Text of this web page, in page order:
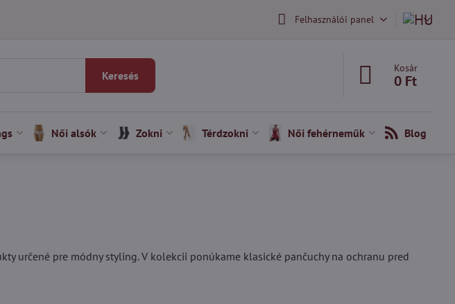
Felhasználói panel
Keresés
Kosár
0 Ft
Női alsók Zokni Térdzokni Női fehérneműk Blog
určené pre módny styling. V kolekcii ponúkame klasické pančuchy na ochranu pred